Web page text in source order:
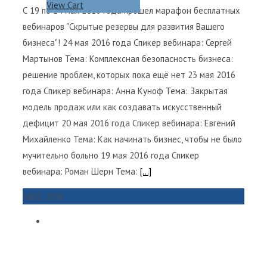
View Cart
С 19 по 24 мая 2016 года прошел марафон бесплатных
вебинаров "Скрытые резервы для развития Вашего
бизнеса"! 24 мая 2016 года Спикер вебинара: Сергей
Мартынов Тема: Комплексная безопасность бизнеса:
решение проблем, которых пока ещё нет 23 мая 2016
года Спикер вебинара: Анна Куноф Тема: Закрытая
модель продаж или как создавать искусственный
дефицит 20 мая 2016 года Спикер вебинара: Евгений
Михайленко Тема: Как начинать бизнес, чтобы не было
мучительно больно 19 мая 2016 года Спикер
вебинара: Роман Шерн Тема: [...]
1602, 2016